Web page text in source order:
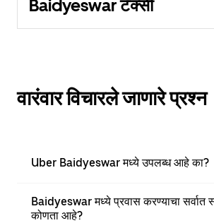
Baidyeswar टॅक्सी
वारंवार विचारले जाणारे प्रश्न
Uber Baidyeswar मध्ये उपलब्ध आहे का?
Baidyeswar मध्ये प्रवास करण्याचा सर्वात
कोणता आहे?